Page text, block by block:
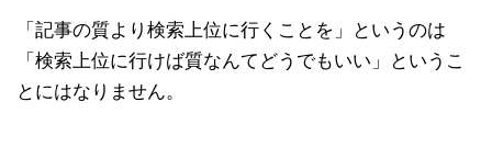
「記事の質より検索上位に行くことを」というのは
「検索上位に行けば質なんてどうでもいい」というこ
とにはなりません。